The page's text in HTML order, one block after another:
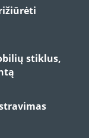
stiklus,